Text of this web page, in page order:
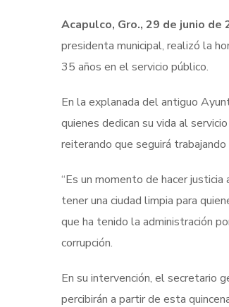
Acapulco, Gro., 29 de junio de
presidenta municipal, realizó la
35 años en el servicio público.
En la explanada del antiguo
quienes dedican su vida al
reiterando que seguirá
“Es un momento de hacer
tener una ciudad limpia para
que ha tenido la administración
corrupción.
En su intervención, el secretario
percibirán a partir de esta